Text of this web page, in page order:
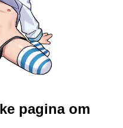
pagina om